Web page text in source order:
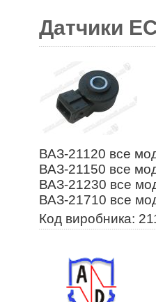
Датчики
ВАЗ-21120 все
ВАЗ-21150 все
ВАЗ-21230 все
ВАЗ-21710 все
Код виробника: